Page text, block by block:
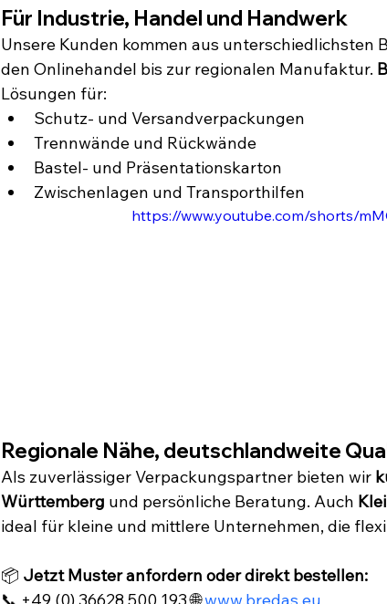
Für Industrie, Handel und Handwerk
Unsere Kunden kommen aus unterschiedlichsten
den Onlinehandel bis zur regionalen Manufaktur.
Lösungen für:
Schutz- und Versandverpackungen
Trennwände und Rückwände
Bastel- und Präsentationskarton
Zwischenlagen und Transporthilfen
https://www.youtube.com/shorts/
Regionale Nähe, deutschlandweite
Als zuverlässiger Verpackungspartner bieten wir
Württemberg und persönliche Beratung. Auch
ideal für kleine und mittlere Unternehmen, die
📦 Jetzt Muster anfordern oder direkt bestellen: